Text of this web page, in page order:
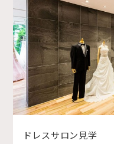
ドレスサロン見学